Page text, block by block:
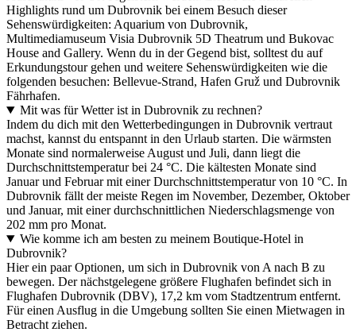
Highlights rund um Dubrovnik bei einem Besuch dieser
Sehenswürdigkeiten: Aquarium von Dubrovnik,
Multimediamuseum Visia Dubrovnik 5D Theatrum und Bukovac
House and Gallery. Wenn du in der Gegend bist, solltest du auf
Erkundungstour gehen und weitere Sehenswürdigkeiten wie die
folgenden besuchen: Bellevue-Strand, Hafen Gruž und Dubrovnik
Fährhafen.
Mit was für Wetter ist in Dubrovnik zu rechnen?
Indem du dich mit den Wetterbedingungen in Dubrovnik vertraut
machst, kannst du entspannt in den Urlaub starten. Die wärmsten
Monate sind normalerweise August und Juli, dann liegt die
Durchschnittstemperatur bei 24 °C. Die kältesten Monate sind
Januar und Februar mit einer Durchschnittstemperatur von 10 °C. In
Dubrovnik fällt der meiste Regen im November, Dezember, Oktober
und Januar, mit einer durchschnittlichen Niederschlagsmenge von
202 mm pro Monat.
Wie komme ich am besten zu meinem Boutique-Hotel in
Dubrovnik?
Hier ein paar Optionen, um sich in Dubrovnik von A nach B zu
bewegen. Der nächstgelegene größere Flughafen befindet sich in
Flughafen Dubrovnik (DBV), 17,2 km vom Stadtzentrum entfernt.
Für einen Ausflug in die Umgebung sollten Sie einen Mietwagen in
Betracht ziehen.